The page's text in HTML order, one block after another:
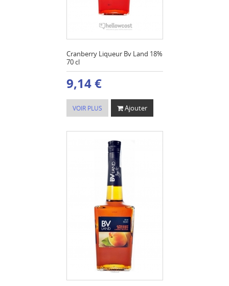
Cranberry Liqueur Bv Land 18%
70 cl
9,14 €
VOIR PLUS Ajouter